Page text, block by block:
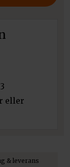
eller
& leverans